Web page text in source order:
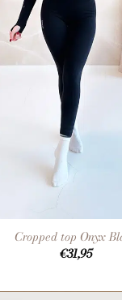
Cropped top Onyx
€31,95